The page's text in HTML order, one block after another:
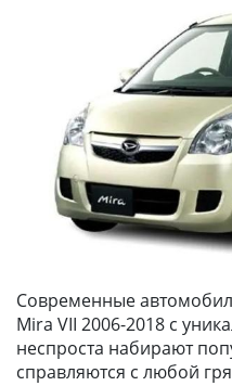
Современные
Mira VII 2006-2018 с
неспроста набирают
справляются с любой